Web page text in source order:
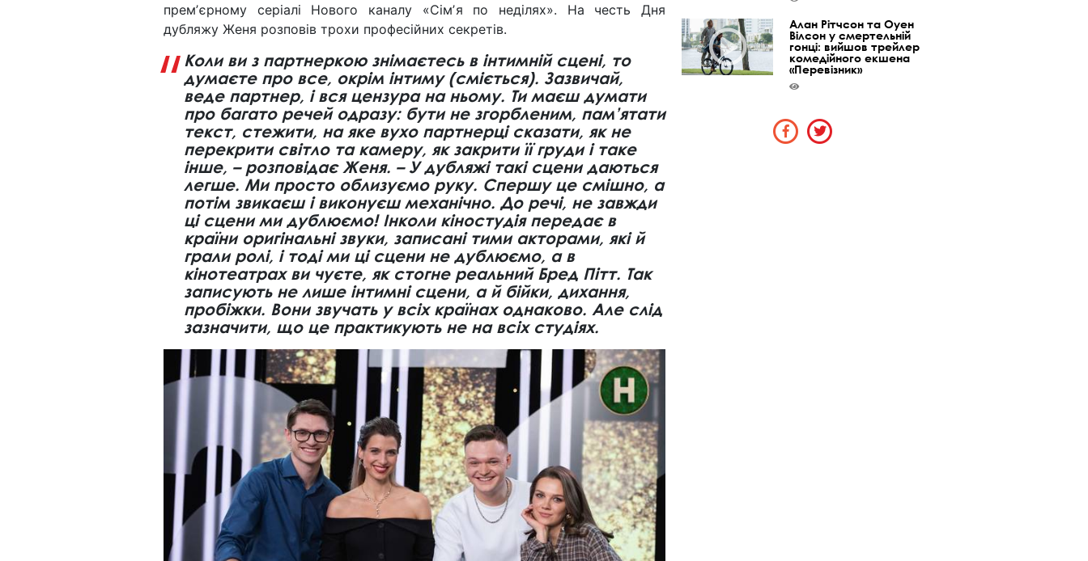
премʼєрному серіалі Нового каналу «Сімʼя по неділях». На честь Дня
дубляжу Женя розповів трохи професійних секретів.
Коли ви з партнеркою знімаєтесь в інтимній сцені, то
думаєте про все, окрім інтиму (сміється). Зазвичай,
веде партнер, і вся цензура на ньому. Ти маєш думати
про багато речей одразу: бути не згорбленим, пам’ятати
текст, стежити, на яке вухо партнерці сказати, як не
перекрити світло та камеру, як закрити її груди і таке
інше, – розповідає Женя. – У дубляжі такі сцени даються
легше. Ми просто облизуємо руку. Спершу це смішно, а
потім звикаєш і виконуєш механічно. До речі, не завжди
ці сцени ми дублюємо! Інколи кіностудія передає в
країни оригінальні звуки, записані тими акторами, які й
грали ролі, і тоді ми ці сцени не дублюємо, а в
кінотеатрах ви чуєте, як стогне реальний Бред Пітт. Так
записують не лише інтимні сцени, а й бійки, дихання,
пробіжки. Вони звучать у всіх країнах однаково. Але слід
зазначити, що це практикують не на всіх студіях.
Алан Рітчсон та Оуен
Вілсон у смертельній
гонці: вийшов трейлер
комедійного екшена
«Перевізник»